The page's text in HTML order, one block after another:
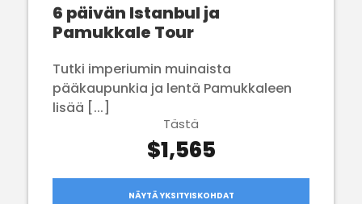
6 päivän Istanbul ja
Pamukkale Tour
Tutki imperiumin muinaista
pääkaupunkia ja lentä Pamukkaleen
lisää [...]
Tästä
$1,565
NÄYTÄ YKSITYISKOHDAT